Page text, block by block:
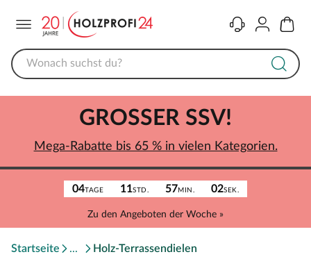
KontaktKonto
04TAGE 11STD. 57MIN. 02SEK.
Zu den Angeboten der Woche »
GROSSER SSV!
Mega-Rabatte bis 65 % in vielen Kategorien.
Startseite Holz-Terrassendielen